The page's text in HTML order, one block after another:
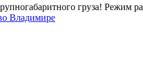
груза!
Владимире